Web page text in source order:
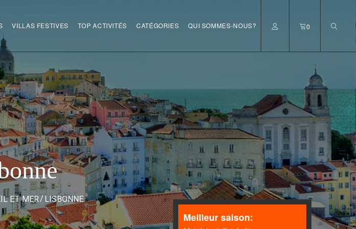
VILLAS FESTIVES TOP ACTIVITÉS CATÉGORIES QUI SOMMES-NOUS? 0
ET MER LISBONNE
Meilleur saison: